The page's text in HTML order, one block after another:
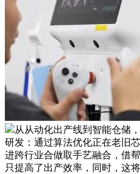
从从动化出产线到智能仓储
研发：通过算法优化正在老旧
进跨行业合做取手艺融合，借
只提高了出产效率，同时，这